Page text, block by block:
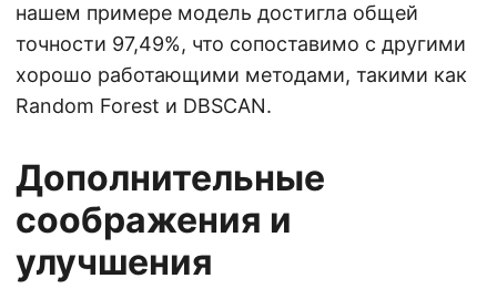
нашем примере модель достигла общей
точности 97,49%, что сопоставимо с другими
хорошо работающими методами, такими как
Random Forest и DBSCAN.
Дополнительные
соображения и
улучшения